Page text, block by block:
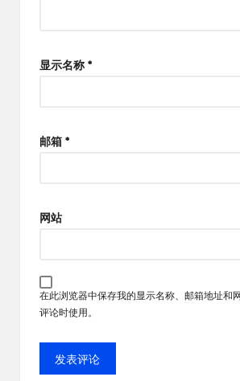
显示名称 *
邮箱 *
网站
在此浏览器中保存我的显示名称、邮箱地址和
评论时使用。